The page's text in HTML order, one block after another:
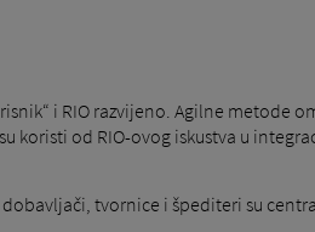
i RIO razvijeno. Agilne
koristi od RIO-ovog iskustva u
tvornice i špediteri su